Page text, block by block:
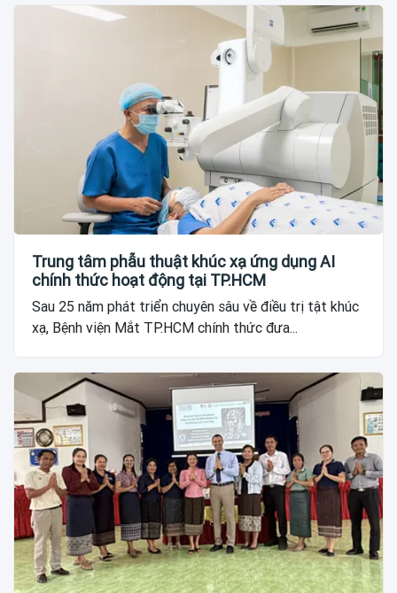
Trung tâm phẫu thuật khúc xạ ứng dụng AI
chính thức hoạt động tại TP.HCM
Sau 25 năm phát triển chuyên sâu về điều trị tật khúc
xạ, Bệnh viện Mắt TP.HCM chính thức đưa...